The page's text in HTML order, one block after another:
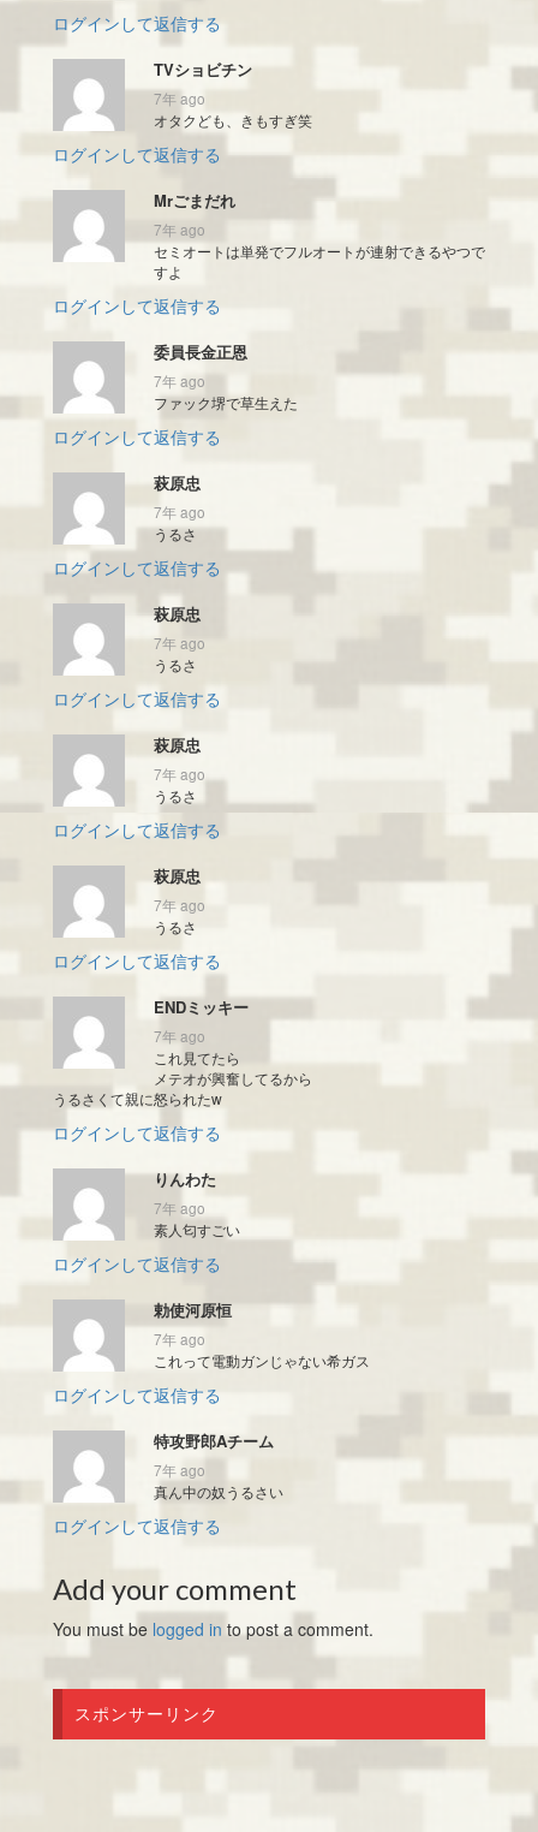
ログインして返信する
TVショビチン
7年 ago
オタクども、きもすぎ笑
ログインして返信する
Mrごまだれ
7年 ago
セミオートは単発でフルオートが連射できるやつで
すよ
ログインして返信する
委員長金正恩
7年 ago
ファック堺で草生えた
ログインして返信する
萩原忠
7年 ago
うるさ
ログインして返信する
萩原忠
7年 ago
うるさ
ログインして返信する
萩原忠
7年 ago
うるさ
ログインして返信する
萩原忠
7年 ago
うるさ
ログインして返信する
ENDミッキー
7年 ago
これ見てたら
メテオが興奮してるから
うるさくて親に怒られたw
ログインして返信する
りんわた
7年 ago
素人匂すごい
ログインして返信する
勅使河原恒
7年 ago
これって電動ガンじゃない希ガス
ログインして返信する
特攻野郎Aチーム
7年 ago
真ん中の奴うるさい
ログインして返信する
Add your comment
You must be logged in to post a comment.
スポンサーリンク